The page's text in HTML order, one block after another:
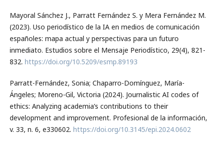
Mayoral Sánchez J., Parratt Fernández S. y Mera Fernández M.
(2023). Uso periodístico de la IA en medios de comunicación
españoles: mapa actual y perspectivas para un futuro
inmediato. Estudios sobre el Mensaje Periodístico, 29(4), 821-
832. https://doi.org/10.5209/esmp.89193
Parratt-Fernández, Sonia; Chaparro-Domínguez, María-
Ángeles; Moreno-Gil, Victoria (2024). Journalistic AI codes of
ethics: Analyzing academia’s contributions to their
development and improvement. Profesional de la información,
v. 33, n. 6, e330602. https://doi.org/10.3145/epi.2024.0602